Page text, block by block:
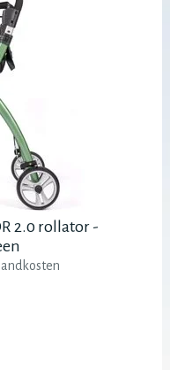
2.0 rollator -